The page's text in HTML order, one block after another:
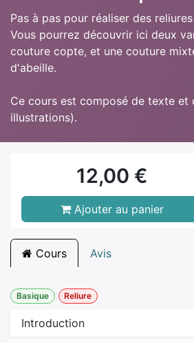
Pas à pas pour réaliser des
Vous pourrez découvrir ici deux
couture copte, et une couture
d'abeille.
Ce cours est composé de texte et
illustrations).
12,00 €
Ajouter au panier
Cours Avis
Basique Reliure
Introduction